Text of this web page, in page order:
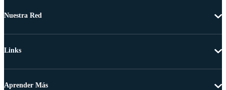
Nuestra Red
Links
Aprender Más